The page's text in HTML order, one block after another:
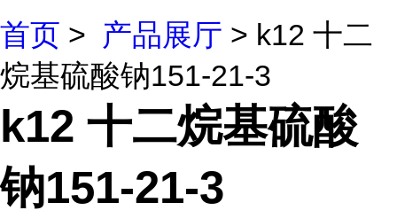
首页 > 产品展厅 > k12 十二
烷基硫酸钠151-21-3
k12 十二烷基硫酸
钠151-21-3